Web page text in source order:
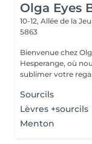
Olga Eyes
10-12, Allée de la
5863
Bienvenue chez
Hesperange, où
sublimer votre
Sourcils
Lèvres +sourcils
Menton